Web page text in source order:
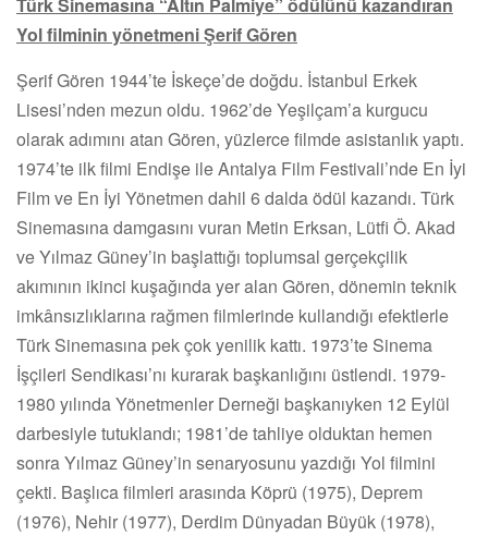
Yol filminin yönetmeni Şerif Gören
Şerif Gören 1944’te İskeçe’de doğdu. İstanbul Erkek
Lisesi’nden mezun oldu. 1962’de Yeşilçam’a kurgucu
olarak adımını atan Gören, yüzlerce filmde asistanlık yaptı.
1974’te ilk filmi Endişe ile Antalya Film Festivali’nde En İyi
Film ve En İyi Yönetmen dahil 6 dalda ödül kazandı. Türk
Sinemasına damgasını vuran Metin Erksan, Lütfi Ö. Akad
ve Yılmaz Güney’in başlattığı toplumsal gerçekçilik
akımının ikinci kuşağında yer alan Gören, dönemin teknik
imkânsızlıklarına rağmen filmlerinde kullandığı efektlerle
Türk Sinemasına pek çok yenilik kattı. 1973’te Sinema
İşçileri Sendikası’nı kurarak başkanlığını üstlendi. 1979-
1980 yılında Yönetmenler Derneği başkanıyken 12 Eylül
darbesiyle tutuklandı; 1981’de tahliye olduktan hemen
sonra Yılmaz Güney’in senaryosunu yazdığı Yol filmini
çekti. Başlıca filmleri arasında Köprü (1975), Deprem
(1976), Nehir (1977), Derdim Dünyadan Büyük (1978),